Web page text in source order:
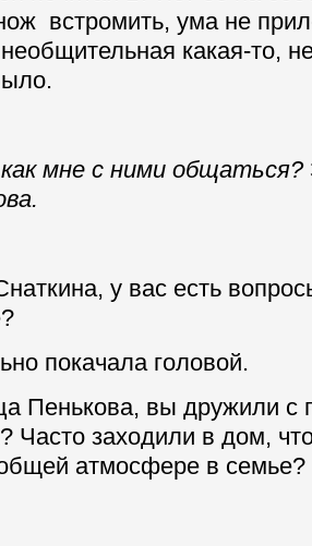
встромить, ума не
какая-то,
с ними общаться?
у вас есть
покачала головой.
Пенькова, вы дружили с
Часто заходили в дом,
атмосфере в семье?